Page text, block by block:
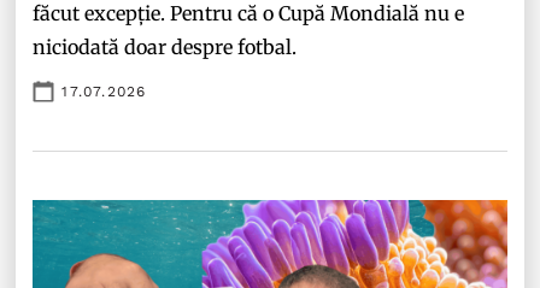
făcut excepție. Pentru că o Cupă Mondială nu e
niciodată doar despre fotbal.
17.07.2026